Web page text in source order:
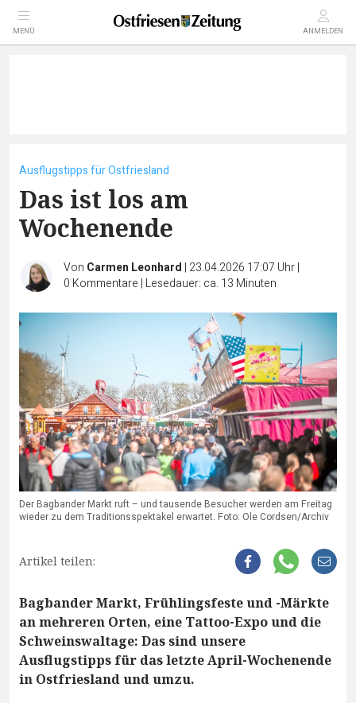
MENÜ ANMELDEN
Ausflugstipps für Ostfriesland
Das ist los am
Wochenende
Von Carmen Leonhard | 23.04.2026 17:07 Uhr|
0 Kommentare | Lesedauer: ca. 13 Minuten
Der Bagbander Markt ruft – und tausende Besucher werden am Freitag
wieder zu dem Traditionsspektakel erwartet. Foto: Ole Cordsen/Archiv
Artikel teilen:
Bagbander Markt, Frühlingsfeste und -Märkte
an mehreren Orten, eine Tattoo-Expo und die
Schweinswaltage: Das sind unsere
Ausflugstipps für das letzte April-Wochenende
in Ostfriesland und umzu.